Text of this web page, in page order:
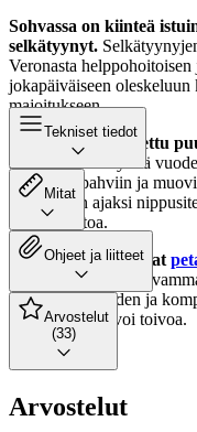
Sohvassa on kiinteä
selkätyynyt.
Veronasta
jokapäiväiseen
majoitukseen.
Runko on valmistettu
kestää hyvin käyttöä
pakattuna pahviin ja
kuljetuksen ajaksi
käyttöönottoa.
Lisämukavuutta saat
entistäkin
monikäyttöisyyden ja
vuodesohvalta voi toivoa.
Tekniset tiedot
Mitat
Ohjeet ja liitteet
Arvostelut
(33)
Arvostelut